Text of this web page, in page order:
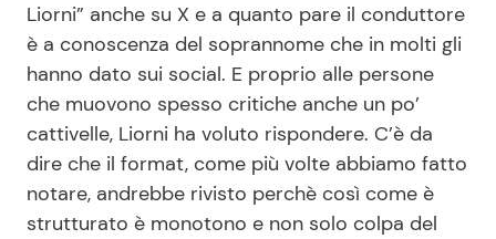
Privacy Policy
Liorni” anche su X e a quanto pare il conduttore
è a conoscenza del soprannome che in molti gli
hanno dato sui social. E proprio alle persone
che muovono spesso critiche anche un po’
cattivelle, Liorni ha voluto rispondere. C’è da
dire che il format, come più volte abbiamo fatto
notare, andrebbe rivisto perchè così come è
strutturato è monotono e non solo colpa del